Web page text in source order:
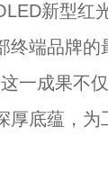
新型红
终端品牌
一成果不
底蕴，为